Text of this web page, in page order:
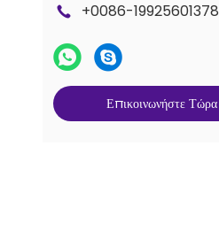
+0086-19925601378
Επικοινωνήστε Τώρα